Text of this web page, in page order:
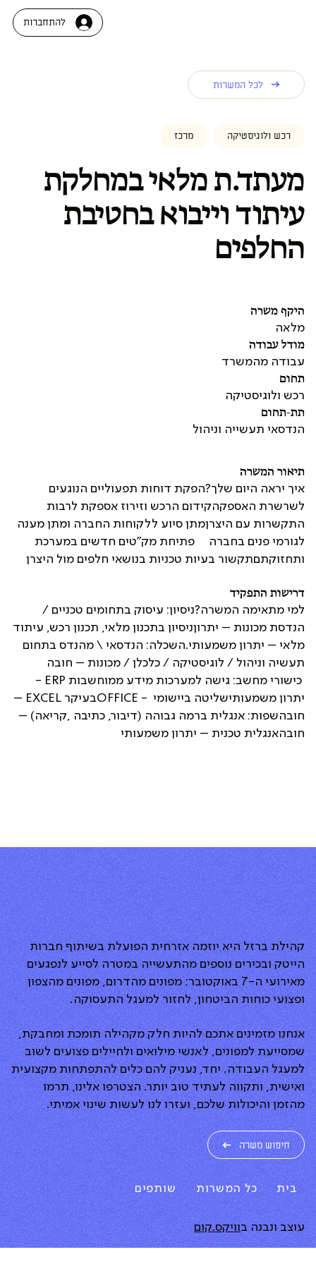
להתחברות
תיאור המשרה
איך יראה היום שלך?הפקת דוחות תפעוליים הנוגעים
לשרשרת האספקהקידום הרכש וזירוז אספקת לרבות
התקשרות עם היצרןמתן סיוע ללקוחות החברה ומתן מענה
לגורמי פנים בחברה פתיחת מק"טים חדשים במערכת
ותחזוקתםתקשור בעיות טכניות בנושאי חלפים מול היצרן
דרישות התפקיד
למי מתאימה המשרה?ניסיון: עיסוק בתחומים טכניים /
הנדסת מכונות – יתרוןניסיון בתכנון מלאי, תכנון רכש, עיתוד
מלאי – יתרון משמעותי.השכלה: הנדסאי \ מהנדס בתחום
תעשיה וניהול / לוגיסטיקה / כלכלן / מכונות – חובה
כישורי מחשב: גישה למערכות מידע ממוחשבות ERP -
יתרון משמעותישליטה ביישומי - OFFICEבעיקר EXCEL –
חובהשפות: אנגלית ברמה גבוהה (דיבור, כתיבה ,קריאה) –
חובהאנגלית טכנית – יתרון משמעותי
לכל המשרות
מעתד.ת מלאי במחלקת
עיתוד וייבוא בחטיבת
החלפים
רכש ולוגיסטיקה מרכז
היקף משרה
מלאה
מודל עבודה
עבודה מהמשרד
תחום
רכש ולוגיסטיקה
תת-תחום
הנדסאי תעשייה וניהול
קהילת ברזל היא יוזמה אזרחית הפועלת בשיתוף חברות
הייטק ובכירים נוספים מהתעשייה במטרה לסייע לנפגעים
מאירועי ה-7 באוקטובר; מפונים מהדרום, מפונים מהצפון
ופצועי כוחות הביטחון, לחזור למעגל התעסוקה.
אנחנו מזמינים אתכם להיות חלק מקהילה תומכת ומחבקת,
שמסייעת למפונים, לאנשי מילואים ולחיילים פצועים לשוב
למעגל העבודה. יחד, נעניק להם כלים להתפתחות מקצועית
ואישית, ותקווה לעתיד טוב יותר. הצטרפו אלינו, תרמו
מהזמן והיכולות שלכם, ועזרו לנו לעשות שינוי אמיתי.
חיפוש משרה
בית כל המשרות שותפים
עוצב ונבנה בוויקס.קום